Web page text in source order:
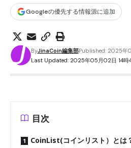
Googleの優先する情報源に追加
Last Updated: 2025年05月02日 14時
ByJinaCoin編集部Published: 2025年
目次
CoinList(コインリスト）とは